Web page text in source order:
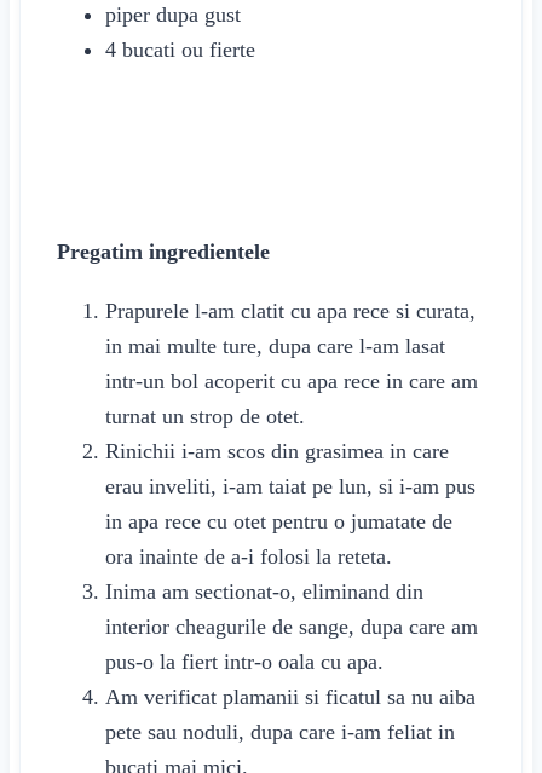
piper dupa gust
4 bucati ou fierte
Pregatim ingredientele
Prapurele l-am clatit cu apa rece si curata,
in mai multe ture, dupa care l-am lasat
intr-un bol acoperit cu apa rece in care am
turnat un strop de otet.
Rinichii i-am scos din grasimea in care
erau inveliti, i-am taiat pe lun, si i-am pus
in apa rece cu otet pentruo jumatate de
orainainte de a-i folosi la reteta.
Inima am sectionat-o, eliminand din
interior cheagurile de sange, dupa care am
pus-o la fiert intr-o oala cu apa.
Am verificat plamanii si ficatul sa nu aiba
pete sau noduli, dupa care i-am feliat in
bucati mai mici.